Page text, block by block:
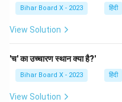
Bihar Board X - 2023 हिंदी
View Solution
'च' का उच्चारण स्थान क्या है?'
Bihar Board X - 2023 हिंदी
View Solution